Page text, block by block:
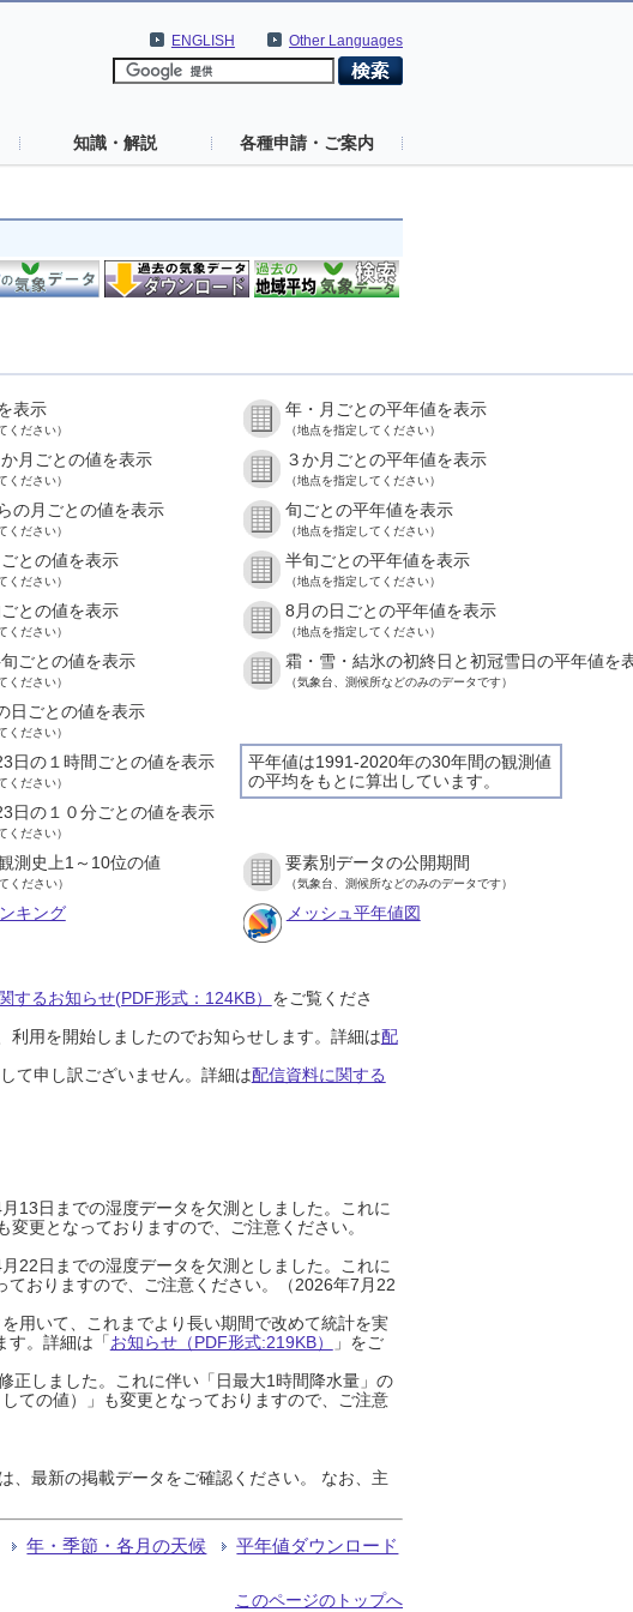
Other Languages
ENGLISH
知識・解説 各種申請・ご案内
表示
ください）
年・月ごとの平年値を表示
（地点を指定してください）
月ごとの値を表示
ください）
３か月ごとの平年値を表示
（地点を指定してください）
の月ごとの値を表示
ください）
旬ごとの平年値を表示
（地点を指定してください）
との値を表示
ください）
半旬ごとの平年値を表示
（地点を指定してください）
との値を表示
ください）
8月の日ごとの平年値を表示
（地点を指定してください）
ごとの値を表示
ください）
霜・雪・結氷の初終日と初冠雪日の平年値を
（気象台、測候所などのみのデータです）
日ごとの値を表示
ください）
平年値は1991-2020年の30年間の観測値
の平均をもとに算出しています。
日の１時間ごとの値を表示
ください）
日の１０分ごとの値を表示
ください）
測史上1～10位の値
ください）
要素別データの公開期間
（気象台、測候所などのみのデータです）
キング メッシュ平年値図
するお知らせ(PDF形式：124KB） をご覧くださ
用を開始しましたのでお知らせします。詳細は配
て申し訳ございません。詳細は配信資料に関する
13日までの湿度データを欠測としました。これに
更となっておりますので、ご注意ください。
22日までの湿度データを欠測としました。これに
おりますので、ご注意ください。（2026年7月22
用いて、これまでより長い期間で改めて統計を実
す。詳細は「お知らせ（PDF形式:219KB）
」をご
正しました。これに伴い「日最大1時間降水量」の
ての値）」も変更となっておりますので、ご注意
最新の掲載データをご確認ください。 なお、主
年・季節・各月の天候 平年値ダウンロード
このページのトップへ